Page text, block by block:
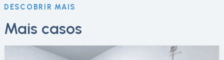
DESCOBRIR MAIS
Mais casos